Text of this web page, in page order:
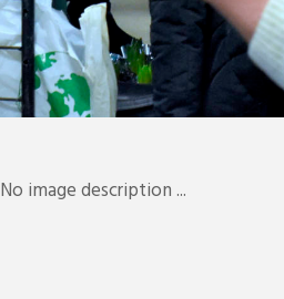
No image description ...